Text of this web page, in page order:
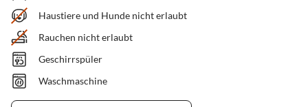
Haustiere und Hunde nicht erlaubt
Rauchen nicht erlaubt
Geschirrspüler
Waschmaschine